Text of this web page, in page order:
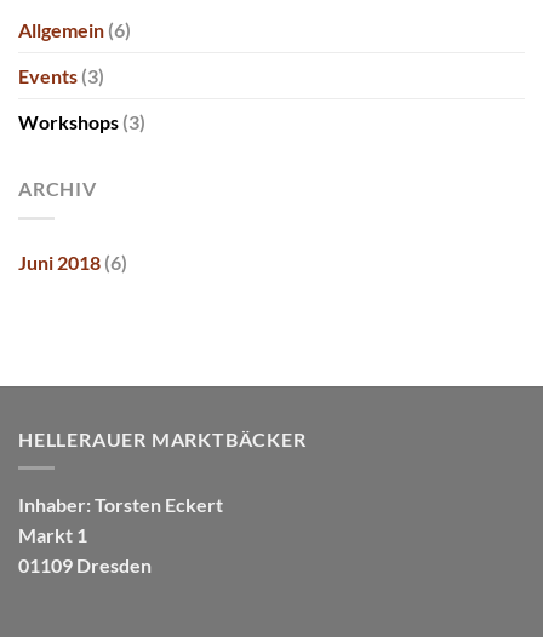
Allgemein (6)
Events (3)
Workshops (3)
ARCHIV
Juni 2018 (6)
HELLERAUER MARKTBÄCKER
Inhaber: Torsten Eckert
Markt 1
01109 Dresden